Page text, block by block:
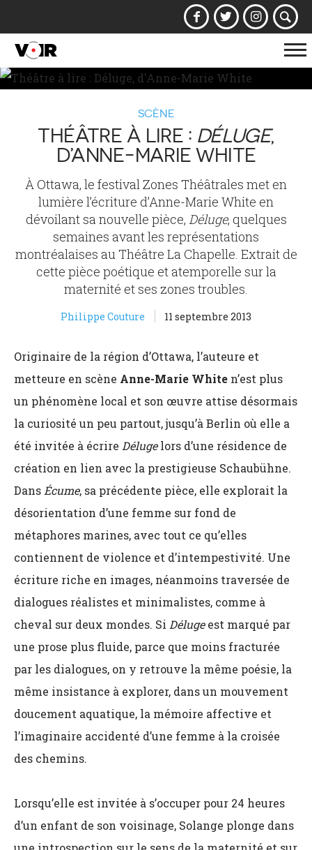
la
SCÈNE
THÉÂTRE À LIRE : DÉLUGE,
D’ANNE-MARIE WHITE
À Ottawa, le festival Zones Théâtrales met en
lumière l’écriture d’Anne-Marie White en
dévoilant sa nouvelle pièce, Déluge, quelques
semaines avant les représentations
montréalaises au Théâtre La Chapelle. Extrait de
cette pièce poétique et atemporelle sur la
maternité et ses zones troubles.
Philippe Couture 11 septembre 2013
Originaire de la région d’Ottawa, l’auteure et
metteure en scène Anne-Marie White n’est plus
un phénomène local et son œuvre attise désormais
la curiosité un peu partout, jusqu’à Berlin où elle a
été invitée à écrire Délugelors d’une résidence de
création en lien avec la prestigieuse Schaubühne.
Dans Écume, sa précédente pièce, elle explorait la
désorientation d’une femme sur fond de
métaphores marines, avec tout ce qu’elles
contiennent de violence et d’intempestivité. Une
écriture riche en images, néanmoins traversée de
dialogues réalistes et minimalistes, comme à
cheval sur deux mondes. Si Délugeest marqué par
une prose plus fluide, parce que moins fracturée
par les dialogues, on y retrouve la même poésie, la
même insistance à explorer, dans un mouvement
doucement aquatique, la mémoire affective et
l’imaginaire accidenté d’une femme à la croisée
des chemins.
Lorsqu’elle est invitée à s’occuper pour 24 heures
d’un enfant de son voisinage, Solange plonge dans